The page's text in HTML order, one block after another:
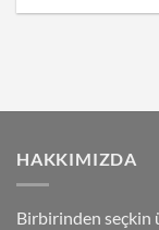
HAKKIMIZDA
Birbirinden seçkin